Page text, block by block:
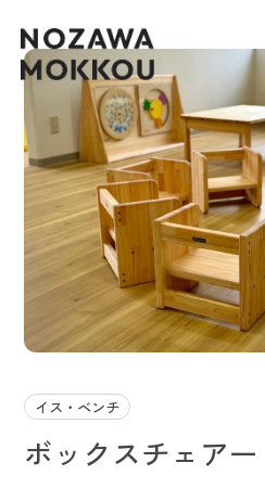
STORY PAGEPROJECT
イス・ベンチ
ボックスチェアー